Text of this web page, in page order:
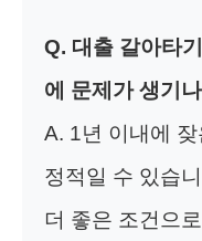
Q. 대출 갈아타
에 문제가 생기
A. 1년 이내에
정적일 수 있습
더 좋은 조건으